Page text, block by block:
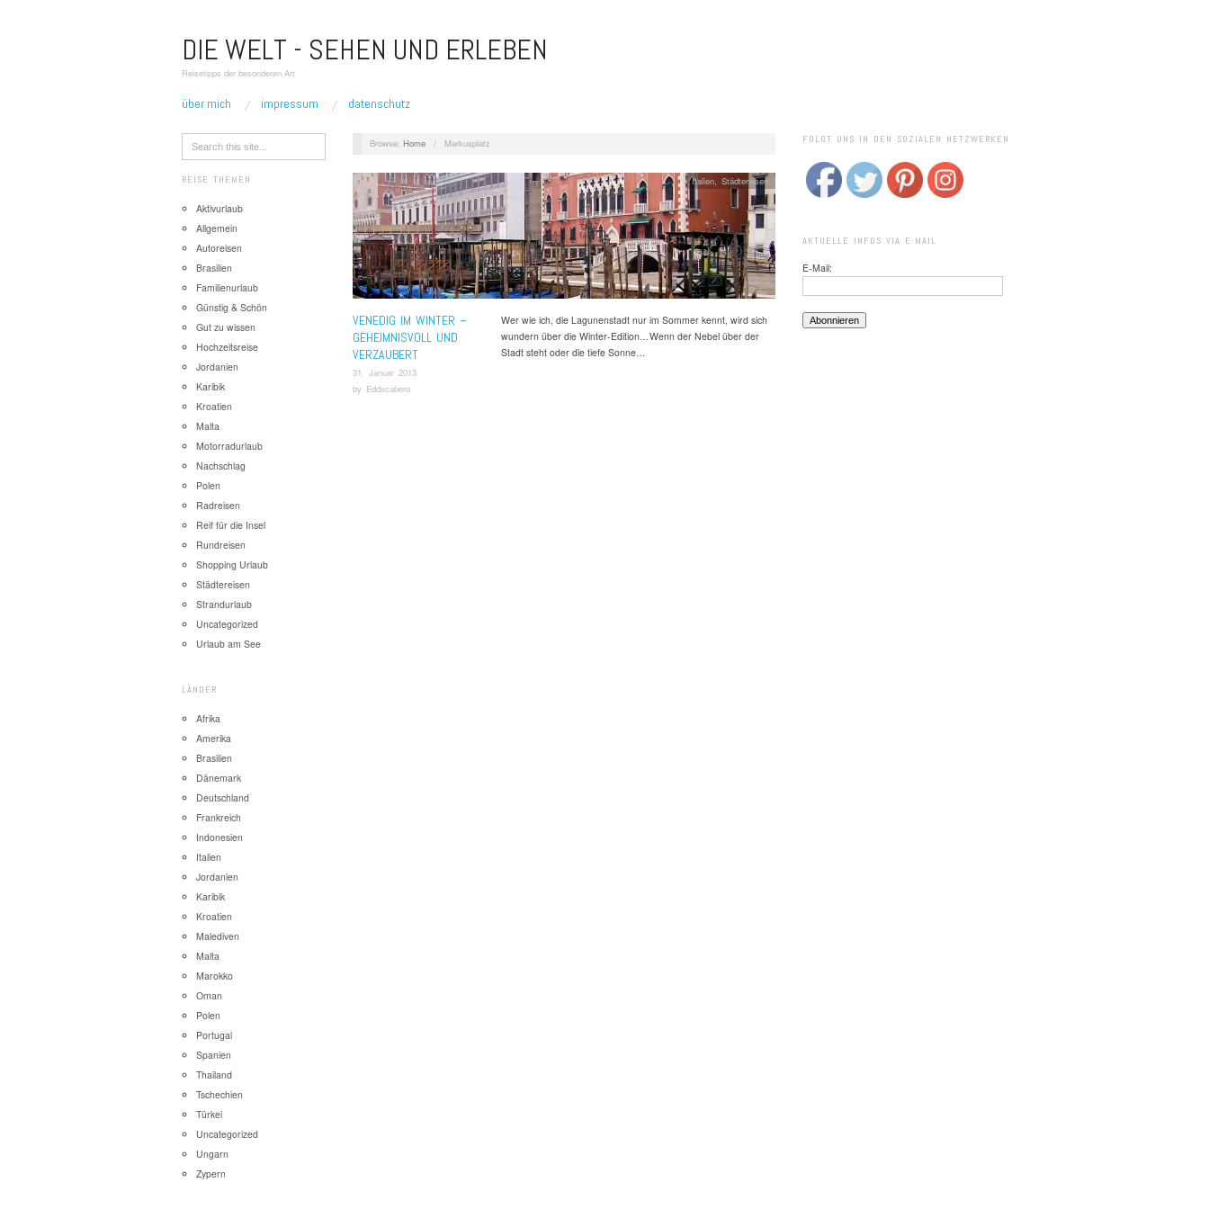
DIE WELT - SEHEN UND ERLEBEN
Reisetipps der besonderen Art
über mich impressum datenschutz
REISE THEMEN
Aktivurlaub
Allgemein
Autoreisen
Brasilien
Familienurlaub
Günstig & Schön
Gut zu wissen
Hochzeitsreise
Jordanien
Karibik
Kroatien
Malta
Motorradurlaub
Nachschlag
Polen
Radreisen
Reif für die Insel
Rundreisen
Shopping Urlaub
Städtereisen
Strandurlaub
Uncategorized
Urlaub am See
LÄNDER
Afrika
Amerika
Brasilien
Dänemark
Deutschland
Frankreich
Indonesien
Italien
Jordanien
Karibik
Kroatien
Malediven
Malta
Marokko
Oman
Polen
Portugal
Spanien
Thailand
Tschechien
Türkei
Uncategorized
Ungarn
Zypern
Browse: Home / Markusplatz
VENEDIG IM WINTER –
GEHEIMNISVOLL UND
VERZAUBERT
31. Januar 2013
by Eddscabero
Italien ,Städtereisen
Wer wie ich, die Lagunenstadt nur im Sommer kennt, wird sich
wundern über die Winter-Edition…Wenn der Nebel über der
Stadt steht oder die tiefe Sonne…
FOLGT UNS IN DEN SOZIALEN NETZWERKEN
AKTUELLE INFOS VIA E-MAIL
E-Mail: